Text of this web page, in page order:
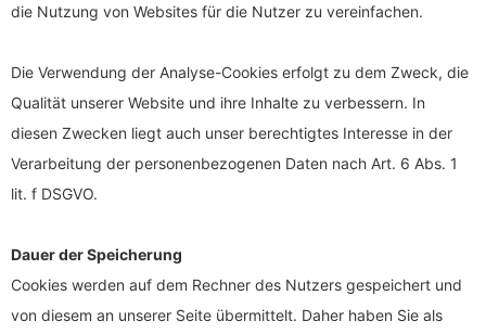
die Nutzung von Websites für die Nutzer zu vereinfachen.
Die Verwendung der Analyse-Cookies erfolgt zu dem Zweck, die
Qualität unserer Website und ihre Inhalte zu verbessern. In
diesen Zwecken liegt auch unser berechtigtes Interesse in der
Verarbeitung der personenbezogenen Daten nach Art. 6 Abs. 1
lit. f DSGVO.
Dauer der Speicherung
Cookies werden auf dem Rechner des Nutzers gespeichert und
von diesem an unserer Seite übermittelt. Daher haben Sie als